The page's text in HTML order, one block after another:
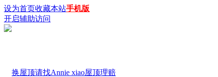
设为首页收藏本站手机版
开启辅助访问